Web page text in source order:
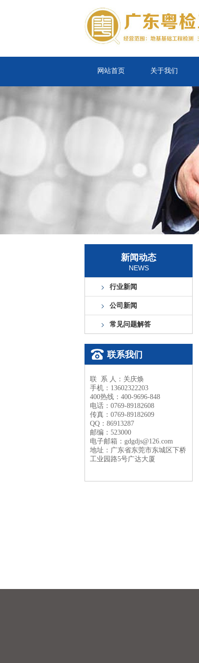
网站首页 关于我们
新闻动态
NEWS
行业新闻
公司新闻
常见问题解答
联系我们
联 系 人：关庆焕
手机：13602322203
400热线：400-9696-848
电话：0769-89182608
传真：0769-89182609
QQ：86913287
邮编：523000
电子邮箱：gdgdjs@126.com
地址：广东省东莞市东城区下桥
工业园路5号广达大厦